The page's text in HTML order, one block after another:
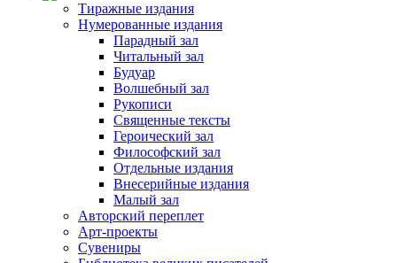
Тиражные издания
Нумерованные издания
Парадный зал
Читальный зал
Будуар
Волшебный зал
Рукописи
Священные тексты
Героический зал
Философский зал
Отдельные издания
Внесерийные издания
Малый зал
Авторский переплет
Арт-проекты
Сувениры